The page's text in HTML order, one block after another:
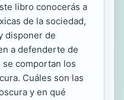
libro conocerás a
de la sociedad,
disponer de
a defenderte de
se comportan los
Cuáles son las
y en qué